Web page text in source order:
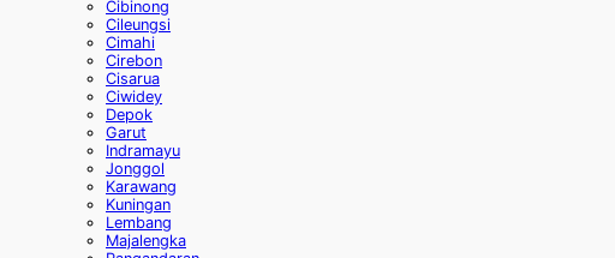
Cibinong
Cileungsi
Cimahi
Cirebon
Cisarua
Ciwidey
Depok
Garut
Indramayu
Jonggol
Karawang
Kuningan
Lembang
Majalengka